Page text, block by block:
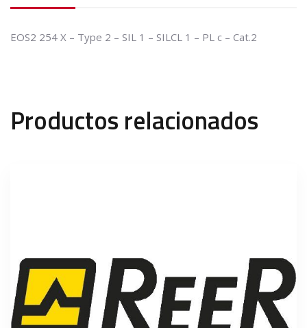
EOS2 254 X – Type 2 – SIL 1 – SILCL 1 – PL c – Cat.2
Productos relacionados